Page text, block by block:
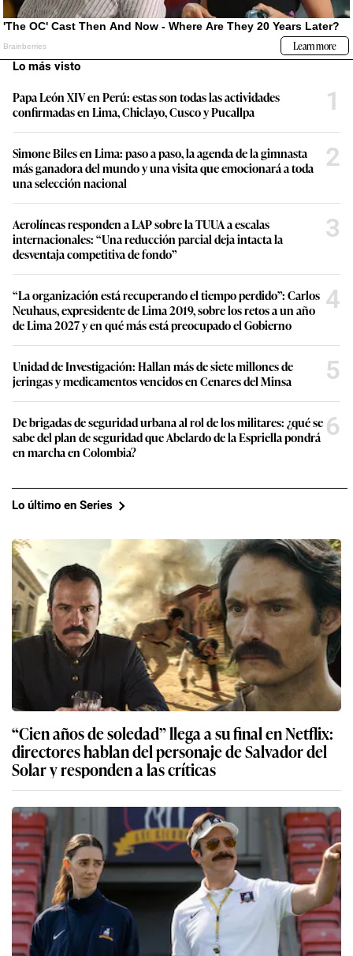
Lo más visto
Papa León XIV en Perú: estas son todas las actividades
confirmadas en Lima, Chiclayo, Cusco y Pucallpa
1
Simone Biles en Lima: paso a paso, la agenda de la gimnasta
más ganadora del mundo y una visita que emocionará a toda
una selección nacional
2
Aerolíneas responden a LAP sobre la TUUA a escalas
internacionales: “Una reducción parcial deja intacta la
desventaja competitiva de fondo”
3
“La organización está recuperando el tiempo perdido”: Carlos
Neuhaus, expresidente de Lima 2019, sobre los retos a un año
de Lima 2027 y en qué más está preocupado el Gobierno
4
Unidad de Investigación: Hallan más de siete millones de
jeringas y medicamentos vencidos en Cenares del Minsa
5
De brigadas de seguridad urbana al rol de los militares: ¿qué se
sabe del plan de seguridad que Abelardo de la Espriella pondrá
en marcha en Colombia?
6
Lo último en Series
“Cien años de soledad” llega a su final en Netflix:
directores hablan del personaje de Salvador del
Solar y responden a las críticas